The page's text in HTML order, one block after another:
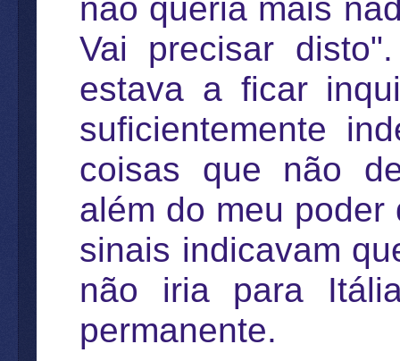
Vai precisar
estava a ficar
suficientemente
coisas que não
além do meu
sinais indicavam
não iria para
permanente.